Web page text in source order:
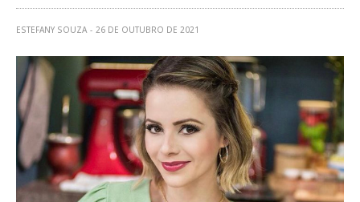
ESTEFANY SOUZA 26 DE OUTUBRO DE 2021